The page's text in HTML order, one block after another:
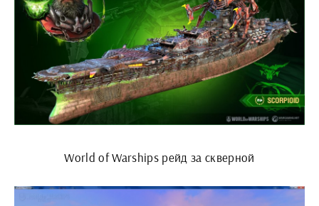
World of Warships рейд за скверной